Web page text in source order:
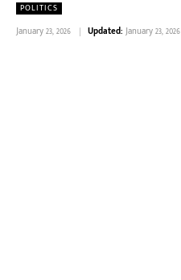
POLITICS
January 23, 2026 Updated: January 23, 2026